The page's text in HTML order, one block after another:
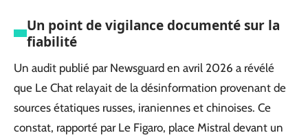
Un point de vigilance documenté sur la
fiabilité
Un audit publié par Newsguard en avril 2026 a révélé
que Le Chat relayait de la désinformation provenant de
sources étatiques russes, iraniennes et chinoises. Ce
constat, rapporté par Le Figaro, place Mistral devant un